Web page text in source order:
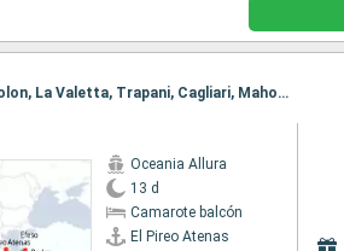
Itinerario : El Pireo Atenas, Limassol, Rodas, Efeso, Heraklion, Katakolon, La Valetta, Trapani, Cagliari, Mahon, Palma de Mallorca, Barcelona
Oceania Allura
13 d
Camarote balcón
El Pireo Atenas